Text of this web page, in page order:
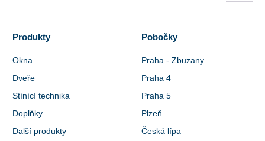
Produkty
Okna
Dveře
Stínící technika
Doplňky
Další produkty
Pobočky
Praha - Zbuzany
Praha 4
Praha 5
Plzeň
Česká lípa